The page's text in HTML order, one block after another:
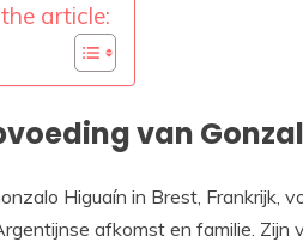
article:
van
Higuaín in Brest, Frankrijk,
afkomst en familie.